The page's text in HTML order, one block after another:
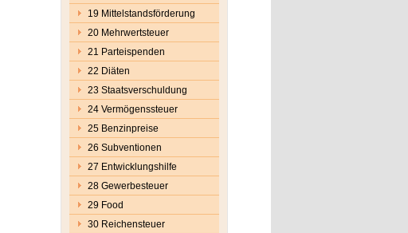
19 Mittelstandsförderung
20 Mehrwertsteuer
21 Parteispenden
22 Diäten
23 Staatsverschuldung
24 Vermögenssteuer
25 Benzinpreise
26 Subventionen
27 Entwicklungshilfe
28 Gewerbesteuer
29 Food
30 Reichensteuer